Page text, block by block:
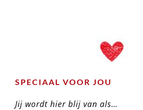
SPECIAAL VOOR JOU
Jij wordt hier blij van als…